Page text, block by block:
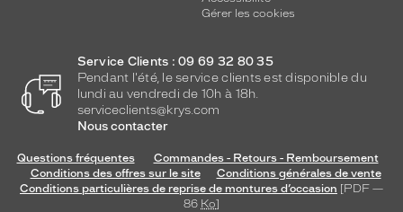
Gérer les cookies
Service Clients : 09 69 32 80 35
Pendant l'été, le service clients est disponible du
lundi au vendredi de 10h à 18h.
serviceclients@krys.com
Nous contacter
Questions fréquentes
Commandes - Retours - Remboursement
Conditions des offres sur le site
Conditions générales de vente
Conditions particulières de reprise de montures d’occasion [PDF —
86 Ko]